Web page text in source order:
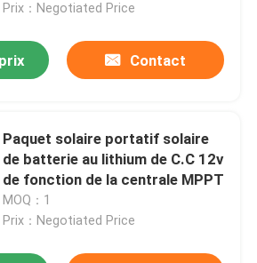
Prix：Negotiated Price
Contact
Paquet solaire portatif solaire
de batterie au lithium de C.C 12v
de fonction de la centrale MPPT
MOQ：1
Prix：Negotiated Price